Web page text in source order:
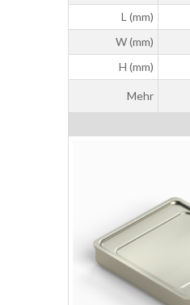
L (mm)
W (mm)
H (mm)
Mehr